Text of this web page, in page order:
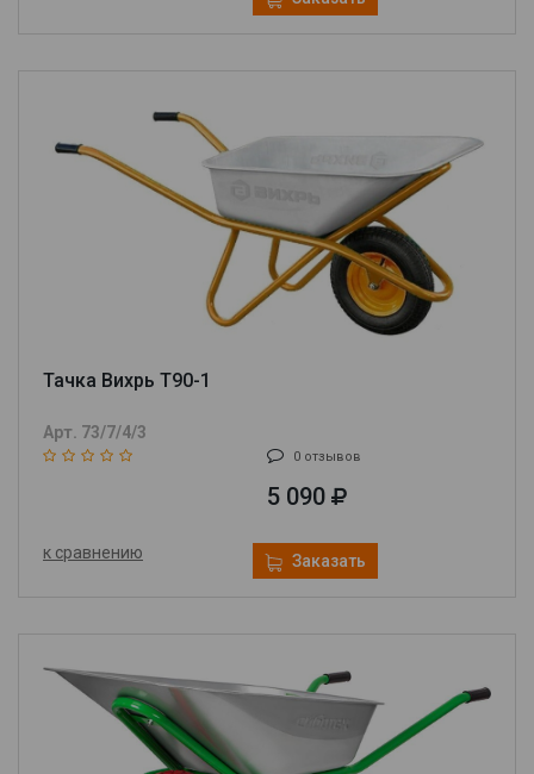
Тачка Вихрь Т90-1
Арт. 73/7/4/3
0 отзывов
5 090
к сравнению Заказать